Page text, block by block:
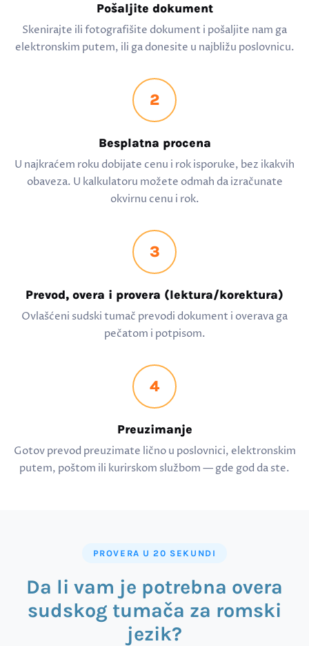
Pošaljite dokument
Skenirajte ili fotografišite dokument i pošaljite nam ga
elektronskim putem, ili ga donesite u najbližu poslovnicu.
2
Besplatna procena
U najkraćem roku dobijate cenu i rok isporuke, bez ikakvih
obaveza. U kalkulatoru možete odmah da izračunate
okvirnu cenu i rok.
3
Prevod, overa i provera (lektura/korektura)
Ovlašćeni sudski tumač prevodi dokument i overava ga
pečatom i potpisom.
4
Preuzimanje
Gotov prevod preuzimate lično u poslovnici, elektronskim
putem, poštom ili kurirskom službom — gde god da ste.
PROVERA U 20 SEKUNDI
Da li vam je potrebna overa
sudskog tumača za romski
jezik?